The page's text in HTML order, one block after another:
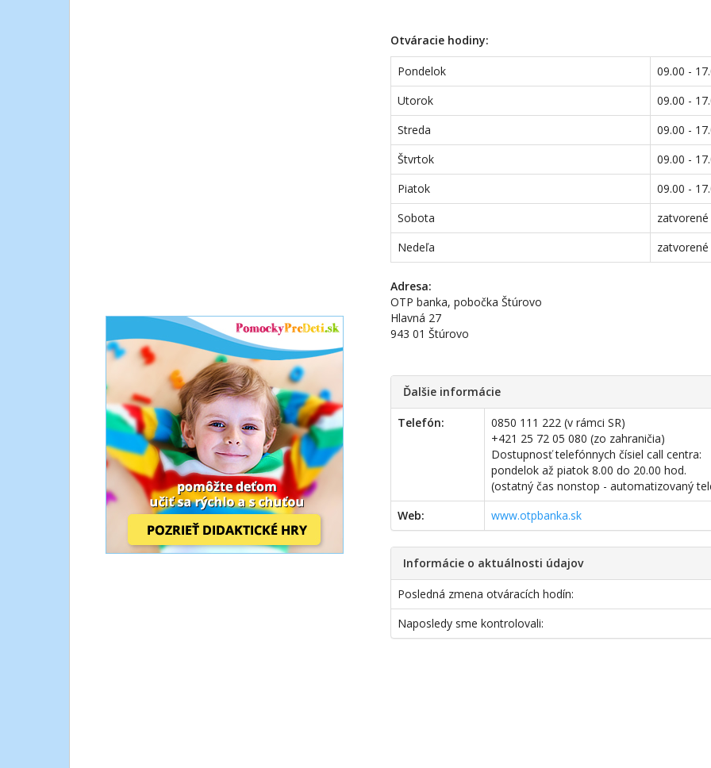
Otváracie hodiny:
Pondelok
09.00 -
Utorok
09.00 -
Streda
09.00 -
Štvrtok
09.00 -
Piatok
09.00 -
Sobota
zatvorené
Nedeľa
zatvorené
Adresa:
OTP banka, pobočka Štúrovo
Hlavná 27
943 01 Štúrovo
Ďalšie informácie
Telefón:
0850 111 222 (v rámci SR)
+421 25 72 05 080 (zo zahraničia)
Dostupnosť telefónnych čísiel call centra:
pondelok až piatok 8.00 do 20.00 hod.
(ostatný čas nonstop - automatizovaný
Web:
www.otpbanka.sk
Informácie o aktuálnosti údajov
Posledná zmena otváracích hodín:
Naposledy sme kontrolovali: